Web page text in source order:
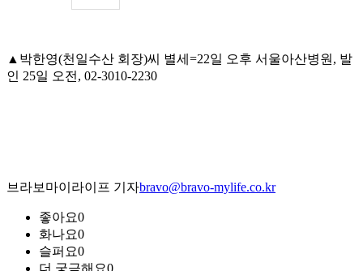
▲박한영(천일수산 회장)씨 별세=22일 오후 서울아산병원, 발
인 25일 오전, 02-3010-2230
브라보마이라이프 기자bravo@bravo-mylife.co.kr
좋아요0
화나요0
슬퍼요0